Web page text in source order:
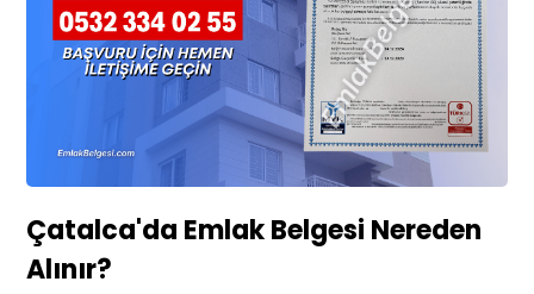
Çatalca'da Emlak Belgesi Nereden
Alınır?